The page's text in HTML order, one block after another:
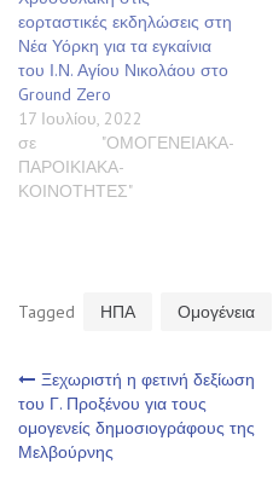
εορταστικές εκδηλώσεις στη
Νέα Υόρκη για τα εγκαίνια
του Ι.Ν. Αγίου Νικολάου στο
Ground Zero
17 Ιουλίου, 2022
σε "ΟΜΟΓΕΝΕΙΑΚΑ-
ΠΑΡΟΙΚΙΑΚΑ-
ΚΟΙΝΟΤΗΤΕΣ"
Tagged ΗΠΑ Ομογένεια
Πλοήγηση
άρθρων
Ξεχωριστή η φετινή δεξίωση
του Γ. Προξένου για τους
ομογενείς δημοσιογράφους της
Μελβούρνης